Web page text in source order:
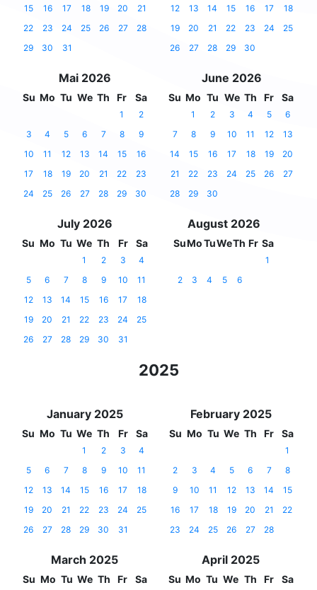
15
16 17 18 19 20
21
22
23 24 25 26 27
28
29
30 31
12
13 14 15 16 17
18
19
20 21 22 23 24
25
26
27 28 29 30
Mai 2026
Su Mo Tu We Th Fr Sa
1
2
3
4 5 6 7 8
9
10
11 12 13 14 15
16
17
18 19 20 21 22
23
24
25 26 27 28 29 30
June 2026
Su Mo Tu We Th Fr Sa
1 2 3 4 5
6
7
8 9 10 11 12
13
14
15 16 17 18 19
20
21
22 23 24 25 26
27
28
29 30
July 2026
Su Mo Tu We Th Fr Sa
1 2 3
4
5
6 7 8 9 10
11
12
13 14 15 16 17
18
19
20 21 22 23 24
25
26
27 28 29 30 31
August 2026
SuMoTuWeTh Fr Sa
1
2
3 4 5 6
2025
January 2025
Su Mo Tu We Th Fr Sa
1 2 3
4
5
6 7 8 9 10
11
12
13 14 15 16 17
18
19
20 21 22 23 24
25
26
27 28 29 30 31
February 2025
Su Mo Tu We Th Fr Sa
1
2
3 4 5 6 7
8
9
10 11 12 13 14
15
16
17 18 19 20 21
22
23
24 25 26 27 28
March 2025
Su Mo Tu We Th Fr Sa
April 2025
Su Mo Tu We Th Fr Sa